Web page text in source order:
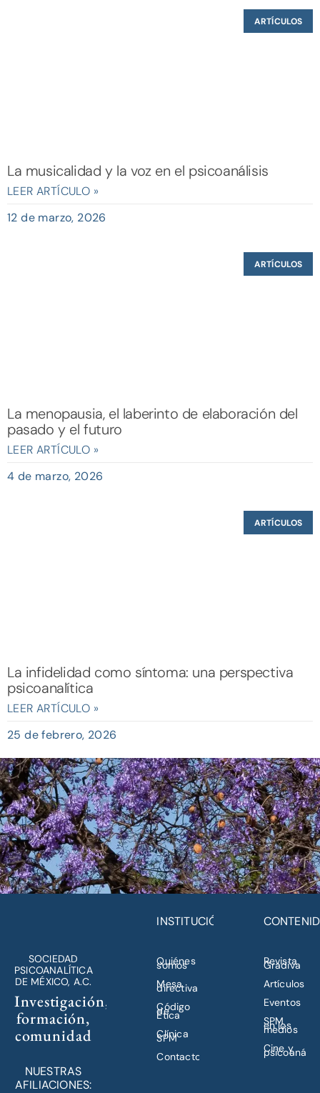
ARTÍCULOS
La musicalidad y la voz en el psicoanálisis
LEER ARTÍCULO »
12 de marzo, 2026
ARTÍCULOS
La menopausia, el laberinto de elaboración del
pasado y el futuro
LEER ARTÍCULO »
4 de marzo, 2026
ARTÍCULOS
La infidelidad como síntoma: una perspectiva
psicoanalítica
LEER ARTÍCULO »
25 de febrero, 2026
SOCIEDAD
PSICOANALÍTICA
DE MÉXICO, A.C.
Investigación,
formación,
comunidad
NUESTRAS
AFILIACIONES:
INSTITUCIÓN
Quiénes
somos
Mesa
directiva
Código
de
Ética
Clínica
SPM
Contacto
Revista
Gradiva
Artículos
Eventos
SPM
en los
medios
Cine y